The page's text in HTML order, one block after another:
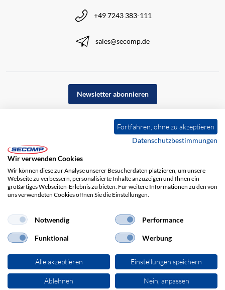
+49 7243 383-111
sales@secomp.de
Newsletter abonnieren
Impressum Haftungsausschluss
© 2026 SECOMP Electronic Components GmbH. Alle Rechte vorbehalten.
Fortfahren, ohne zu akzeptieren
Datenschutzbestimmungen
Wir verwenden Cookies
Wir können diese zur Analyse unserer Besucherdaten platzieren, um unsere
Webseite zu verbessern, personalisierte Inhalte anzuzeigen und Ihnen ein
großartiges Webseiten-Erlebnis zu bieten. Für weitere Informationen zu den von
uns verwendeten Cookies öffnen Sie die Einstellungen.
Notwendig Performance
Funktional Werbung
Alle akzeptieren Einstellungen speichern
Ablehnen Nein, anpassen